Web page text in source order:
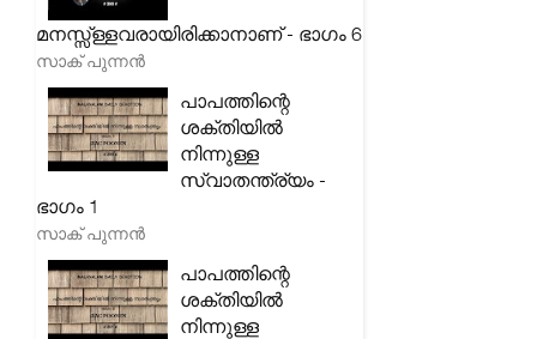
മനസ്സ്ള്ളവരായിരിക്കാനാണ് - ഭാഗം 6
സാക് പുന്നൻ
പാപത്തിന്റെ
ശക്തിയിൽ
നിന്നുള്ള
സ്വാതന്ത്ര്യം -
ഭാഗം 1
സാക് പുന്നൻ
പാപത്തിന്റെ
ശക്തിയിൽ
നിന്നുള്ള